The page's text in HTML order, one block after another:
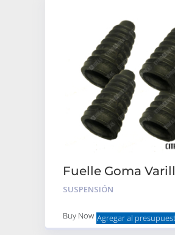
Fuelle Goma
Suspensión –
SUSPENSIÓN
Buy Now Agregar al